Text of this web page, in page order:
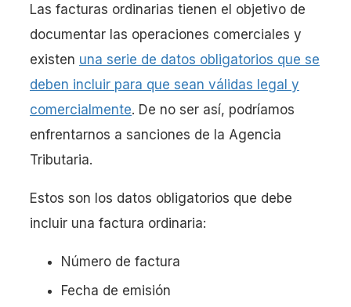
Las facturas ordinarias tienen el objetivo de
documentar las operaciones comerciales y
existen una serie de datos obligatorios que se
deben incluir para que sean válidas legal y
comercialmente. De no ser así, podríamos
enfrentarnos a sanciones de la Agencia
Tributaria.
Estos son los datos obligatorios que debe
incluir una factura ordinaria:
Número de factura
Fecha de emisión